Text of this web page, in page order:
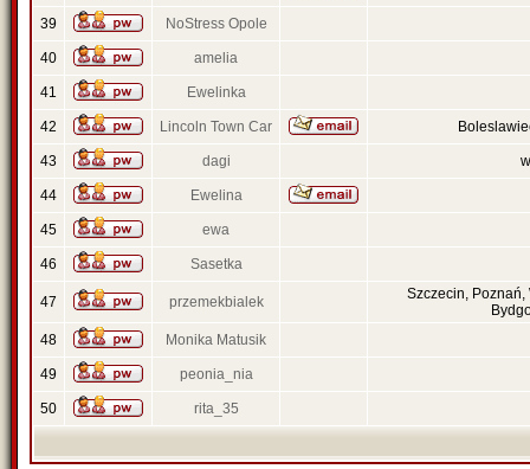
39 NoStress Opole
40 amelia
41 Ewelinka
42 Lincoln Town Car
43 dagi
44 Ewelina
45 ewa
46 Sasetka
47 przemekbialek
Szczecin, Poznań,
48
Monika Matusik
49 peonia_nia
50 rita_35